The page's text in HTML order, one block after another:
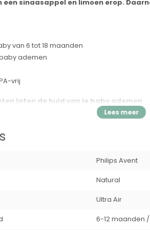
sinaasappel en limoen erop.
van 6 tot 18 maanden
ademen
vrij
laten de huid van je baby ademen
fopspeen die de huid laat ademen. De
in één handig doosje
Philips Avent
Natural
Ultra Air
6-12 maanden